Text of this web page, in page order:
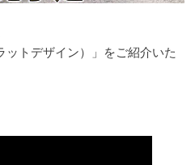
トデザイン）」をご紹介いた